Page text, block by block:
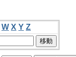
W X Y Z